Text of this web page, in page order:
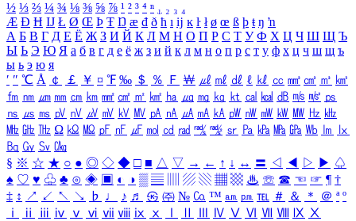
½ ⅓ ⅔ ¼ ¾ ⅛ ⅜ ⅝ ⅞ ¹ ² ³ ⁴ ⁿ ₁ ₂ ₃ ₄
Æ Ð Ħ Ĳ Ł Ø Œ Þ Ŧ Ŋ æ đ ð ħ ı ĳ ĸ ŀ ł ø œ ß þ ŧ ŋ ŉ
А Б В Г Д Е Ё Ж З И Й К Л М Н О П Р С Т У Ф Х Ц Ч Ш Щ Ъ
Ы Ь Э Ю Я а б в г д е ё ж з и й к л м н о п р с т у ф х ц ч ш щ ъ
ы ь э ю я
′ ″ ℃ Å ￠ ￡ ￥ ¤ ℉ ‰ ＄ ％ Ｆ ￦ ㎕ ㎖ ㎗ ℓ ㎘ ㏄ ㎣ ㎤ ㎥ ㎦
㎙ ㎚ ㎛ ㎜ ㎝ ㎞ ㎟ ㎠ ㎡ ㎢ ㏊ ㎍ ㎎ ㎏ ㏏ ㎈ ㎉ ㏈ ㎧ ㎨ ㎰
㎱ ㎲ ㎳ ㎴ ㎵ ㎶ ㎷ ㎸ ㎹ ㎀ ㎁ ㎂ ㎃ ㎄ ㎺ ㎻ ㎽ ㎾ ㎿ ㎐ ㎑
㎒ ㎓ ㎔ Ω ㏀ ㏁ ㎊ ㎋ ㎌ ㏖ ㏅ ㎭ ㎮ ㎯ ㏛ ㎩ ㎪ ㎫ ㎬ ㏝ ㏐
㏓
㏃ ㏉ ㏜ ㏆
§ ※ ☆ ★ ○ ● ◎ ◇ ◆ □ ■ △ ▽ → ← ↑ ↓ ↔ 〓 ◁ ◀ ▷ ▶ ♤
♠ ♡ ♥ ♧ ♣ ⊙ ◈ ▣ ◐ ◑ ▒ ▤ ▨ ▧ ▦ ▩ ♨ ☏ ☎ ☜ ☞ ¶ †
‡ ↕ ↗ ↙ ↖ ↘ ♭ ♩ ♪ ♬ ㉿ ㈜ № ㏇ ™ ㏂ ㏘ ℡ ＃ ＆ ＊ ＠ ª º
ⅰ
ⅱ ⅲ ⅳ ⅴ ⅵ ⅶ ⅷ ⅸ ⅹ Ⅳ Ⅴ Ⅵ Ⅶ Ⅷ Ⅸ Ⅹ